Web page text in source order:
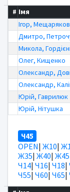
# Імя
Ігор, Мещаряков
Дмитро,
Микола,
Олег, Кищенко
Олександр,
Олександр,
Юрій, Гаврилюк
Юрій, Нітушка
Ч45
OPEN| Ж10|
Ж35| Ж40| Ж45
Ч14| Ч16| Ч18|
Ч55| Ч60| Ч65|